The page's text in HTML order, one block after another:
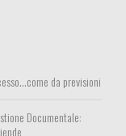
da previsioni
Documentale: